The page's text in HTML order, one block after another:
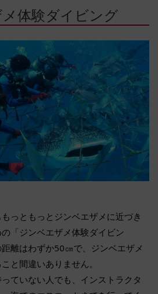
体験ダイビング
っともっとジンベエザメに近づき
「ジンベエザメ体験ダイビン
離はわずか50㎝で、ジンベエザメ
と間違いありません。
ていない人でも、インストラクタ